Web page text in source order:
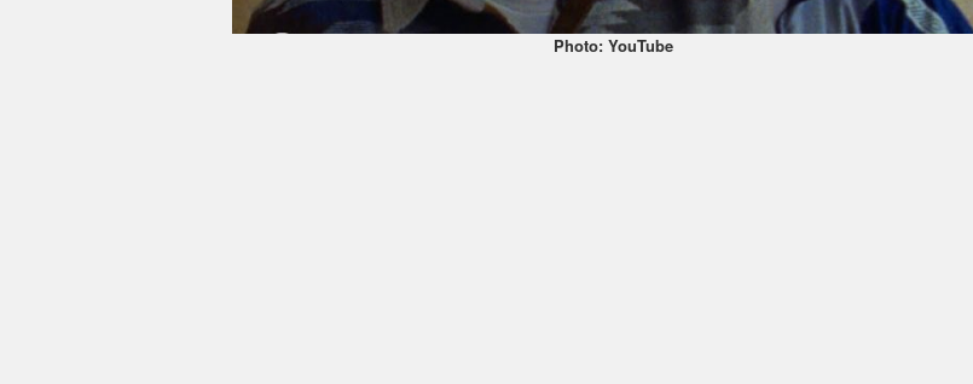
Photo: YouTube